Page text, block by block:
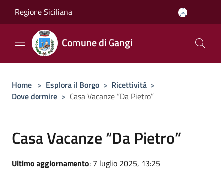
Regione Siciliana
Comune di Gangi
Home > Esplora il Borgo > Ricettività >
Dove dormire > Casa Vacanze “Da Pietro”
Casa Vacanze “Da Pietro”
Ultimo aggiornamento: 7 luglio 2025, 13:25